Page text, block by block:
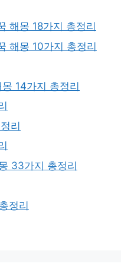
해몽 18가지 총정리
해몽 10가지 총정리
14가지 총정리
리
33가지 총정리
정리